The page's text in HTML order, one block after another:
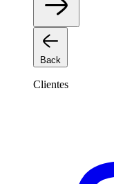
Back
Clientes